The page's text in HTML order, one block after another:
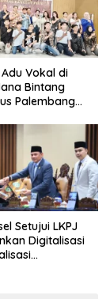
Vokal di
Bintang
Palembang
Setujui LKPJ
Digitalisasi